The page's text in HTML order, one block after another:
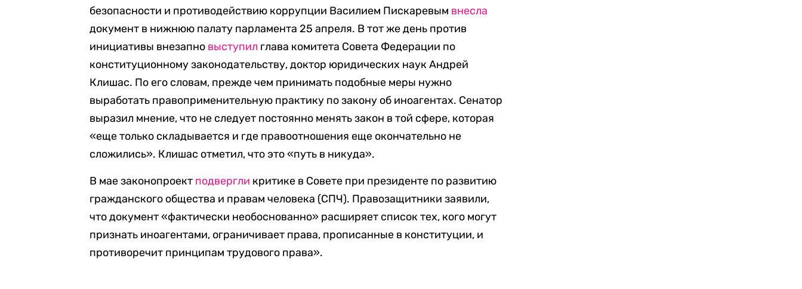
безопасности и противодействию коррупции Василием Пискаревым внесла
документ в нижнюю палату парламента 25 апреля. В тот же день против
инициативы внезапно выступил глава комитета Совета Федерации по
конституционному законодательству, доктор юридических наук Андрей
Клишас. По его словам, прежде чем принимать подобные меры нужно
выработать правоприменительную практику по закону об иноагентах. Сенатор
выразил мнение, что не следует постоянно менять закон в той сфере, которая
«еще только складывается и где правоотношения еще окончательно не
сложились». Клишас отметил, что это «путь в никуда».
В мае законопроект подвергли критике в Совете при президенте по развитию
гражданского общества и правам человека (СПЧ). Правозащитники заявили,
что документ «фактически необоснованно» расширяет список тех, кого могут
признать иноагентами, ограничивает права, прописанные в конституции, и
противоречит принципам трудового права».